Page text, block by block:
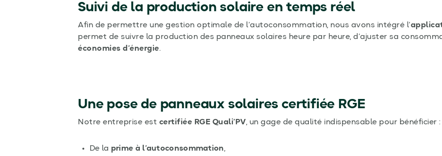
Suivi de la production solaire en temps réel
Afin de permettre une gestion optimale de l’autoconsommation, nous avons intégré l’
permet de suivre la production des panneaux solaires heure par heure, d’ajuster sa
économies d’énergie.
Une pose de panneaux solaires certifiée RGE
Notre entreprise est certifiée RGE Quali’PV, un gage de qualité indispensable pour bénéficier :
De la prime à l’autoconsommation,